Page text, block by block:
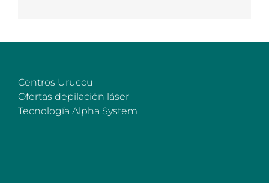
Centros Uruccu
Ofertas depilación láser
Tecnología Alpha System